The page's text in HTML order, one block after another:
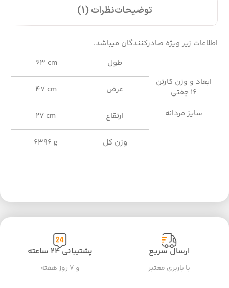
توضیحاتنظرات (1)
اطلاعات زیر ویژه صادرکنندگان میباشد.
ابعاد و وزن کارتن
16 جفتی
سایز مردانه
طول 63 cm
عرض 47 cm
ارتقاع 27 cm
وزن کل 6396 g
ارسال سریع
با باربری معتبر
پشتیبانی ۲۴ ساعته
و ۷ روز هفته